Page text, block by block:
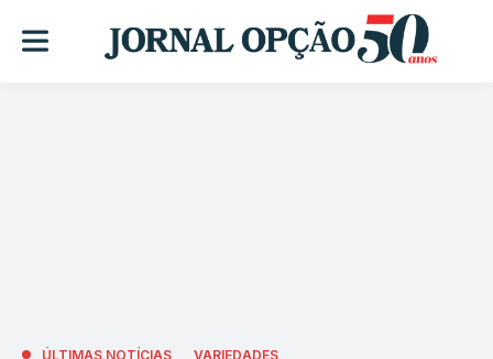
ÚLTIMAS NOTÍCIAS VARIEDADES